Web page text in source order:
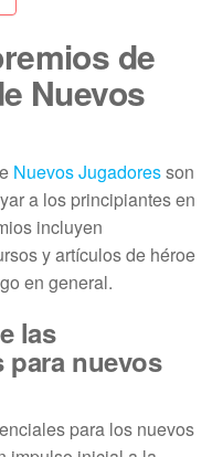
de
Nuevos
Nuevos Jugadoresson
a los principiantes en
incluyen
y artículos de héroe
en general.
las
para nuevos
para los nuevos